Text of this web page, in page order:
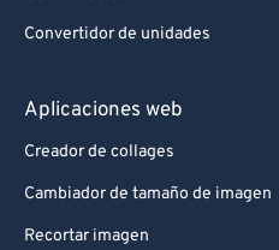
Convertidor de unidades
Aplicaciones web
Creador de collages
Cambiador de tamaño de imagen
Recortar imagen